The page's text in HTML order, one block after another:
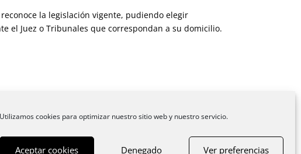
Utilizamos cookies para optimizar nuestro sitio web y nuestro servicio.
Aceptar cookies Denegado Ver preferencias
la legislación vigente, pudiendo elegir
el Juez o Tribunales que correspondan a su domicilio.